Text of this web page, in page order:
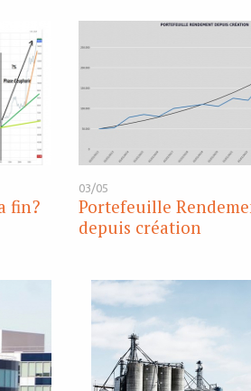
fin?
03/05
Portefeuille
depuis création